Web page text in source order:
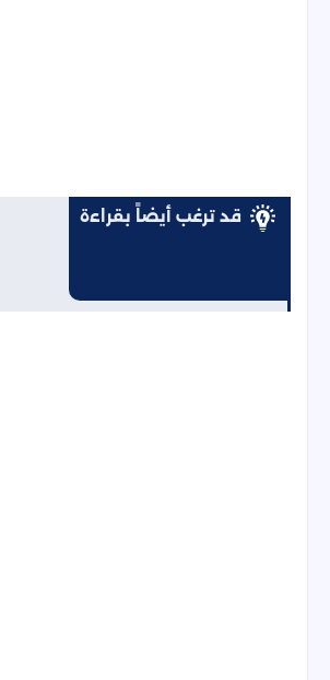
قد ترغب أيضاً بقراءة